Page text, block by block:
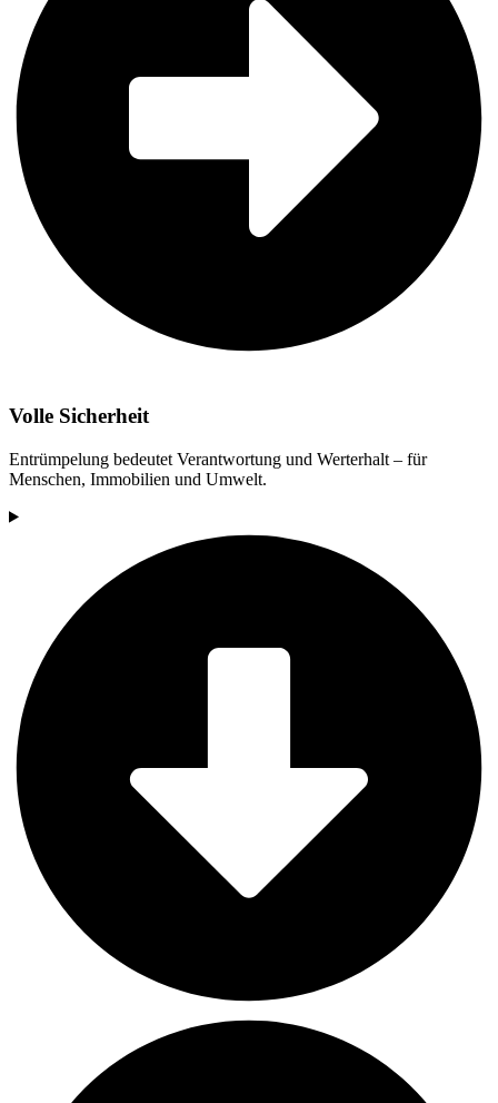
Volle Sicherheit
Entrümpelung bedeutet Verantwortung und Werterhalt – für
Menschen, Immobilien und Umwelt.